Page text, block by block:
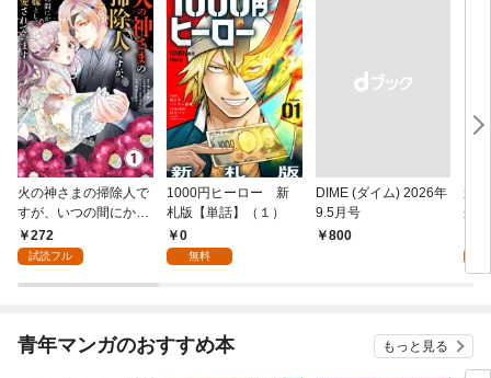
火の神さまの掃除人で
すが、いつの間にか花
嫁として溺愛されてい
ます【単話】（１）
272
試読フル
1000円ヒーロー 新
札版【単話】（１）
0
無料
DIME (ダイム) 2026年
9.5月号
￥800
追
か
れ
（
青年マンガのおすすめ本 もっと見る